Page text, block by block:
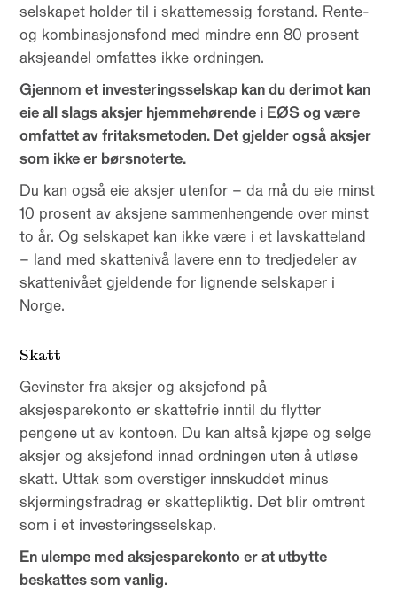
selskapet holder til i skattemessig forstand. Rente-
og kombinasjonsfond med mindre enn 80 prosent
aksjeandel omfattes ikke ordningen.
Gjennom et investeringsselskap kan du derimot kan
eie all slags aksjer hjemmehørende i EØS og være
omfattet av fritaksmetoden. Det gjelder også aksjer
som ikke er børsnoterte.
Du kan også eie aksjer utenfor – da må du eie minst
10 prosent av aksjene sammenhengende over minst
to år. Og selskapet kan ikke være i et lavskatteland
– land med skattenivå lavere enn to tredjedeler av
skattenivået gjeldende for lignende selskaper i
Norge.
Skatt
Gevinster fra aksjer og aksjefond på
aksjesparekonto er skattefrie inntil du flytter
pengene ut av kontoen. Du kan altså kjøpe og selge
aksjer og aksjefond innad ordningen uten å utløse
skatt. Uttak som overstiger innskuddet minus
skjermingsfradrag er skattepliktig. Det blir omtrent
som i et investeringsselskap.
En ulempe med aksjesparekonto er at utbytte
beskattes som vanlig.